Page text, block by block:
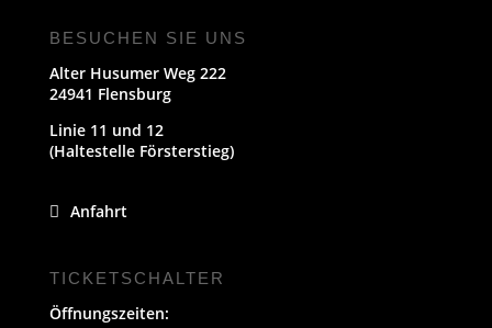
BESUCHEN SIE UNS
Alter Husumer Weg 222
24941 Flensburg
Linie 11 und 12
(Haltestelle Försterstieg)
Anfahrt
TICKETSCHALTER
Öffnungszeiten: